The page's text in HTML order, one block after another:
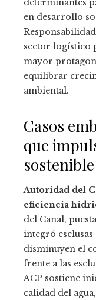
determinantes
en desarrollo
sector logístico
mayor
equilibrar
ambiental.
Casos
que
sostenible
Autoridad del
eficiencia
del Canal,
integró
disminuyen el
frente a las
ACP sostiene
calidad del